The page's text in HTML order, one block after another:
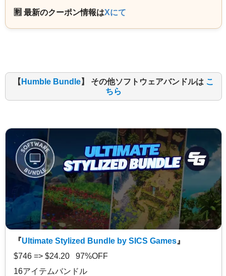
🈹 最新のクーポン情報はXにて
【 Humble Bundle】 その他ソフトウェアバンドルは こ
ちら
『Ultimate Stylized Bundle by SICS Games 』
$746 => $24.20 97%OFF
16アイテムバンドル